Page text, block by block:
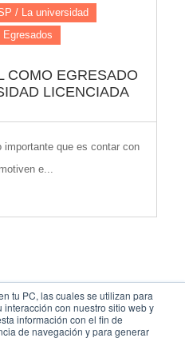
tu PC, las cuales se utilizan para
con nuestro sitio web y
información con el fin de
de navegación y para generar
/ La universidad
COMO EGRESADO
LICENCIADA
importante que es contar con
e...